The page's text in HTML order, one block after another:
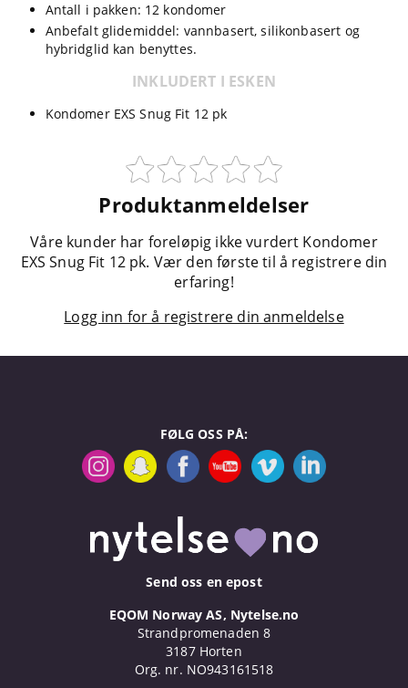
Antall i pakken: 12 kondomer
Anbefalt glidemiddel: vannbasert, silikonbasert og
hybridglid kan benyttes.
INKLUDERT I ESKEN
Kondomer EXS Snug Fit 12 pk
Produktanmeldelser
Våre kunder har foreløpig ikke vurdert Kondomer
EXS Snug Fit 12 pk. Vær den første til å registrere din
erfaring!
Logg inn for å registrere din anmeldelse
FØLG OSS PÅ:
Send oss en epost
EQOM Norway AS, Nytelse.no
Strandpromenaden 8
3187 Horten
Org. nr. NO943161518